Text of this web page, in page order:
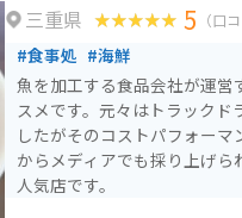
三重県 5 （口
#食事処 #海鮮
魚を加工する食品会社が運営
スメです。元々はトラックド
したがそのコストパフォー
からメディアでも採り上げ
人気店です。